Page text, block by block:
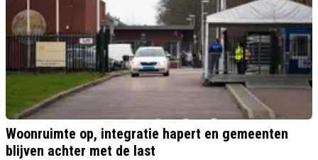
Woonruimte op, integratie hapert en gemeenten
blijven achter met de last